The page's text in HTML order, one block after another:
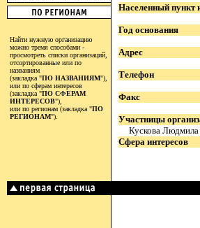
Найти нужную организацию
можно тремя способами -
просмотреть списки организаций,
отсортированные или по
названиям
(закладка "ПО НАЗВАНИЯМ"),
или по сферам интересов
(закладка "ПО СФЕРАМ
ИНТЕРЕСОВ"),
или по регионам (закладка "ПО
РЕГИОНАМ").
Населенный пункт
Год основания
Адрес
Телефон
Факс
Участницы
Кускова Людмила
Сфера интересов